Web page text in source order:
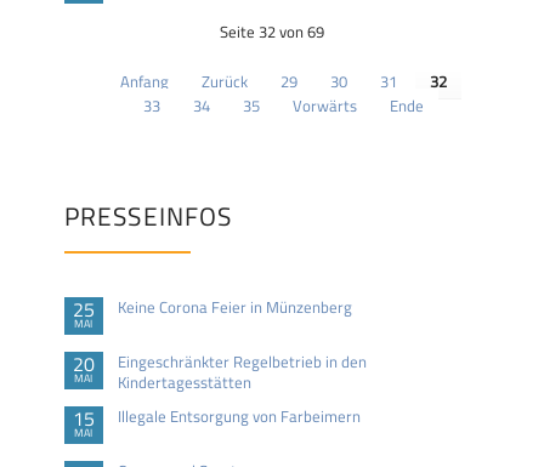
Seite 32 von 69
Anfang Zurück 29 30 31
32
33
34 35 Vorwärts Ende
PRESSEINFOS
25
MAI
Keine Corona Feier in Münzenberg
20
MAI
Eingeschränkter Regelbetrieb in den
Kindertagesstätten
15
MAI
Illegale Entsorgung von Farbeimern